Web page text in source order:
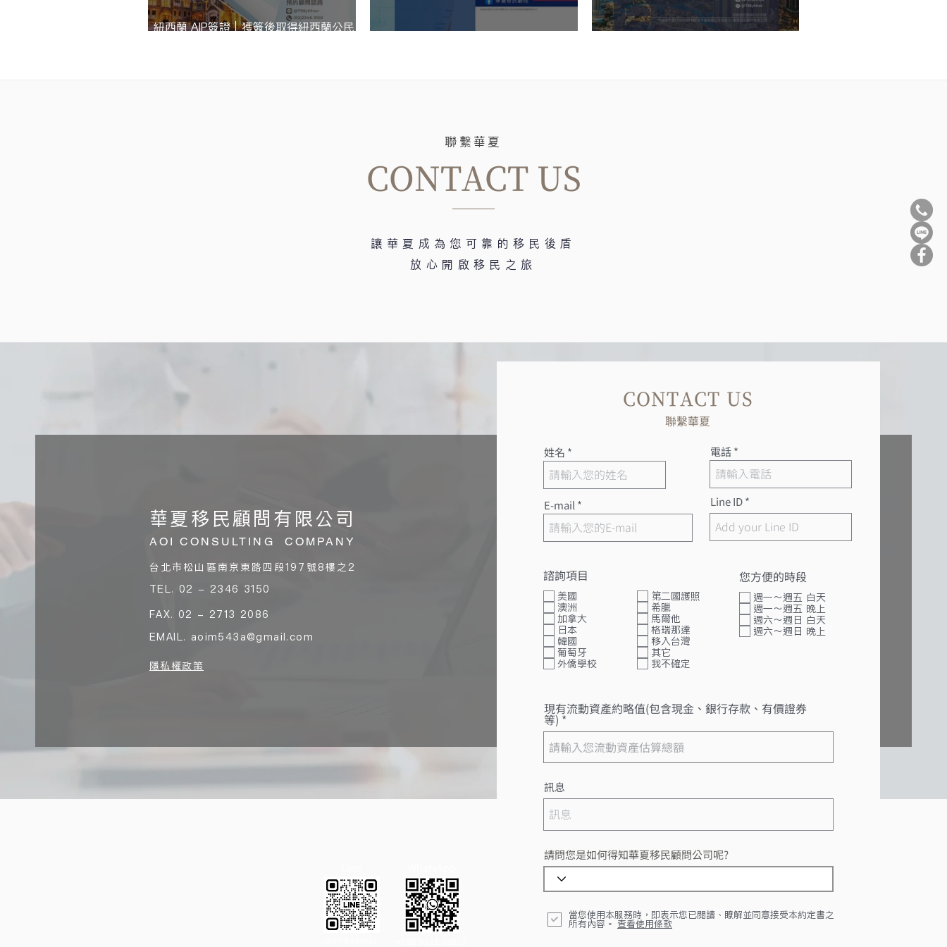
紐西蘭 AIP簽證｜獲簽後取得紐西蘭公民
聯繫華夏
CONTACT US
讓華夏成為您可靠的移民後盾
放心開啟移民之旅
華夏移民顧問有限公司
AOI CONSULTING COMPANY
台北市松山區南京東路四段197號8樓之2
TEL. 02 - 2346 3150
FAX. 02 - 2713 2086
EMAIL. aoim543a@gmail.com
隱私權政策
CONTACT US
聯繫華夏
姓名
E-mail
電話
Line ID
諮詢項目
美國
澳洲
加拿大
日本
韓國
葡萄牙
外僑學校
第二國護照
希臘
馬爾他
格瑞那達
移入台灣
其它
我不確定
您方便的時段
週一～週五 白天
週一～週五 晚上
週六～週日 白天
週六～週日 晚上
現有流動資產約略值(包含現金、銀行存款、有價證券
等)
訊息
請問您是如何得知華夏移民顧問公司呢?
當您使用本服務時，即表示您已閱讀、瞭解並同意接受本約定書之
所有內容。 查看使用條款